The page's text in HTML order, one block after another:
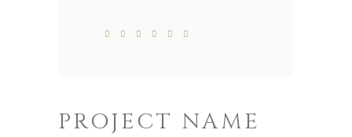
PROJECT NAME